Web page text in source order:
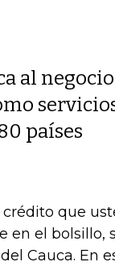
al negocio
países
que
en el bolsillo,
Cauca. En